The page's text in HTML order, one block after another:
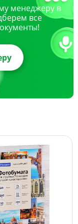
менеджеру в
все